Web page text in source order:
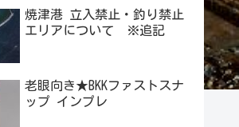
焼津港 立入禁止・釣り禁止
エリアについて ※追記
老眼向き★BKKファストスナ
ップ インプレ